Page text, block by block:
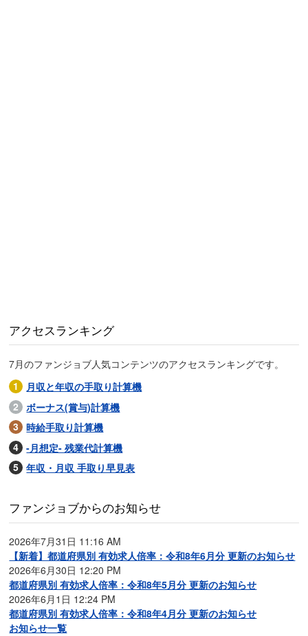
アクセスランキング
7月のファンジョブ人気コンテンツのアクセスランキングです。
月収と年収の手取り計算機
ボーナス(賞与)計算機
時給手取り計算機
-月想定- 残業代計算機
年収・月収 手取り早見表
ファンジョブからのお知らせ
2026年7月31日 11:16 AM
【新着】都道府県別 有効求人倍率：令和8年6月分 更新のお知らせ
2026年6月30日 12:20 PM
都道府県別 有効求人倍率：令和8年5月分 更新のお知らせ
2026年6月1日 12:24 PM
都道府県別 有効求人倍率：令和8年4月分 更新のお知らせ
お知らせ一覧